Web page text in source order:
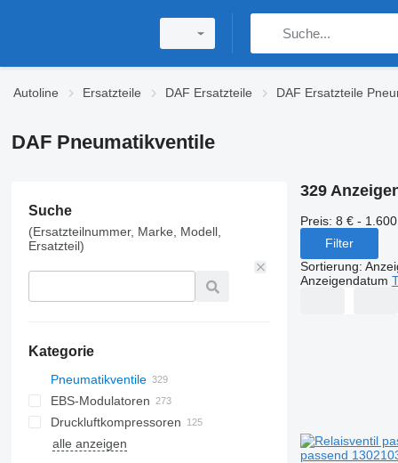
Autoline Ersatzteile DAF Ersatzteile DAF Ersatzteile
DAF Pneumatikventile
Suche
(Ersatzteilnummer, Marke, Modell,
Ersatzteil)
Kategorie
Pneumatikventile
EBS-Modulatoren
Druckluftkompressoren
alle anzeigen
329
Preis: 8 € -
Filter
Sortierung:
Anzeigendatum
passend